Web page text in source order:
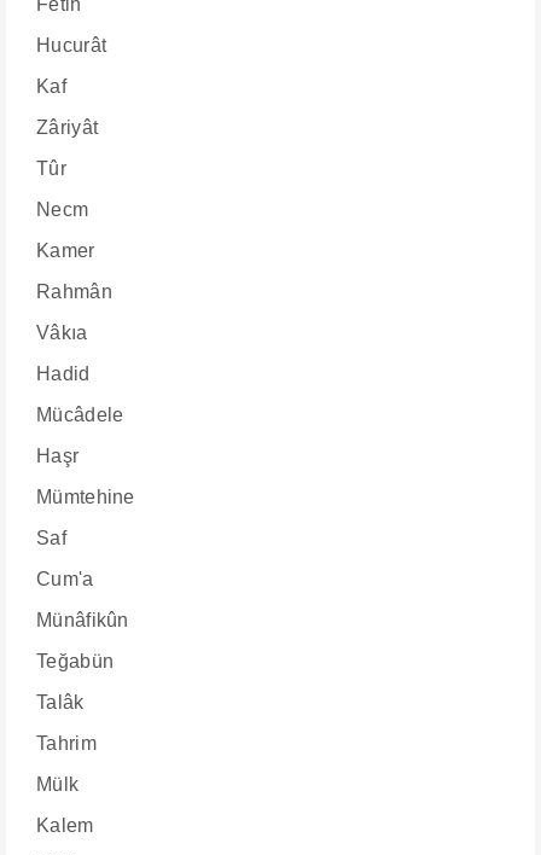
Fetih
Hucurât
Kaf
Zâriyât
Tûr
Necm
Kamer
Rahmân
Vâkıa
Hadid
Mücâdele
Haşr
Mümtehine
Saf
Cum'a
Münâfikûn
Teğabün
Talâk
Tahrim
Mülk
Kalem